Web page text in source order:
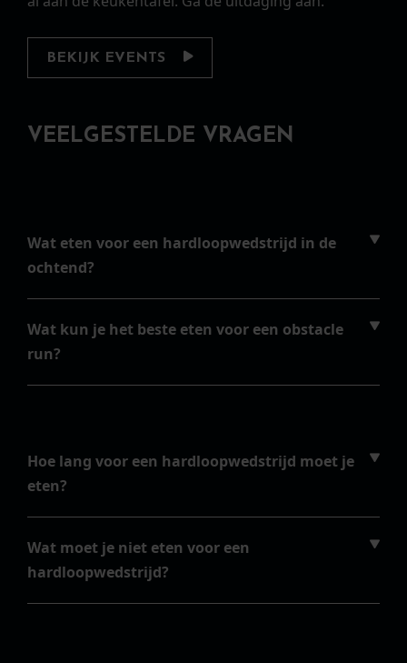
BEKIJK EVENTS
VEELGESTELDE VRAGEN
Wat eten voor een hardloopwedstrijd in de
ochtend?
Wat kun je het beste eten voor een obstacle
run?
Hoe lang voor een hardloopwedstrijd moet je
eten?
Wat moet je niet eten voor een
hardloopwedstrijd?